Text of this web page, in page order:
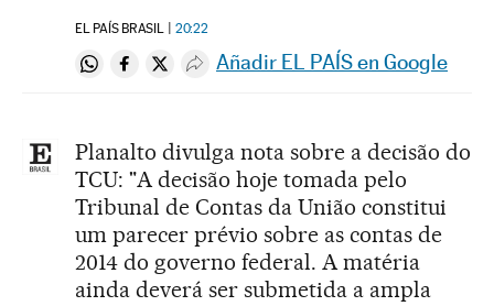
EL PAÍS BRASIL 20:22
Compartir en Whatsapp
Compartir en Facebook
Compartir en Twitter
Desplegar Redes Sociales
Añadir EL PAÍS en Google
Planalto divulga nota sobre a decisão do
TCU: "A decisão hoje tomada pelo
Tribunal de Contas da União constitui
um parecer prévio sobre as contas de
2014 do governo federal. A matéria
ainda deverá ser submetida a ampla